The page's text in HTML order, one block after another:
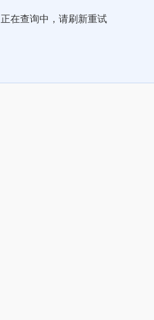
正在查询中，请刷新重试